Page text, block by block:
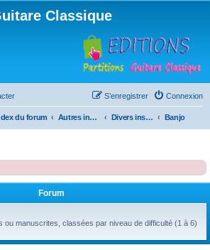
Classique
Connexion
S’enregistrer
du forum Autres instruments à cordes pincées, ou styles Divers instruments Banjo
Forum
ou manuscrites, classées par niveau de difficulté (1 à 6)